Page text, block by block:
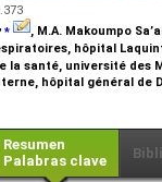
,⁎ , M.A. Makoumpo
hôpital
la santé, université des
hôpital général de
Resumen
Palabras clave